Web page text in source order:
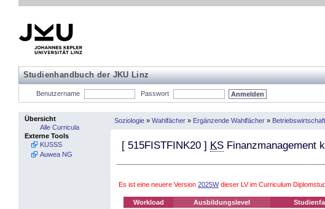
Studienhandbuch der JKU Linz
Benutzername Passwort
Übersicht
Alle Curricula
Externe Tools
KUSSS
Auwea NG
Soziologie » Wahlfächer » Ergänzende Wahlfächer »
[ 515FISTFINK20 ] KS Finanzmanagement
Es ist eine neuere Version 2025Wdieser LV im Curriculum
Workload Ausbildungslevel